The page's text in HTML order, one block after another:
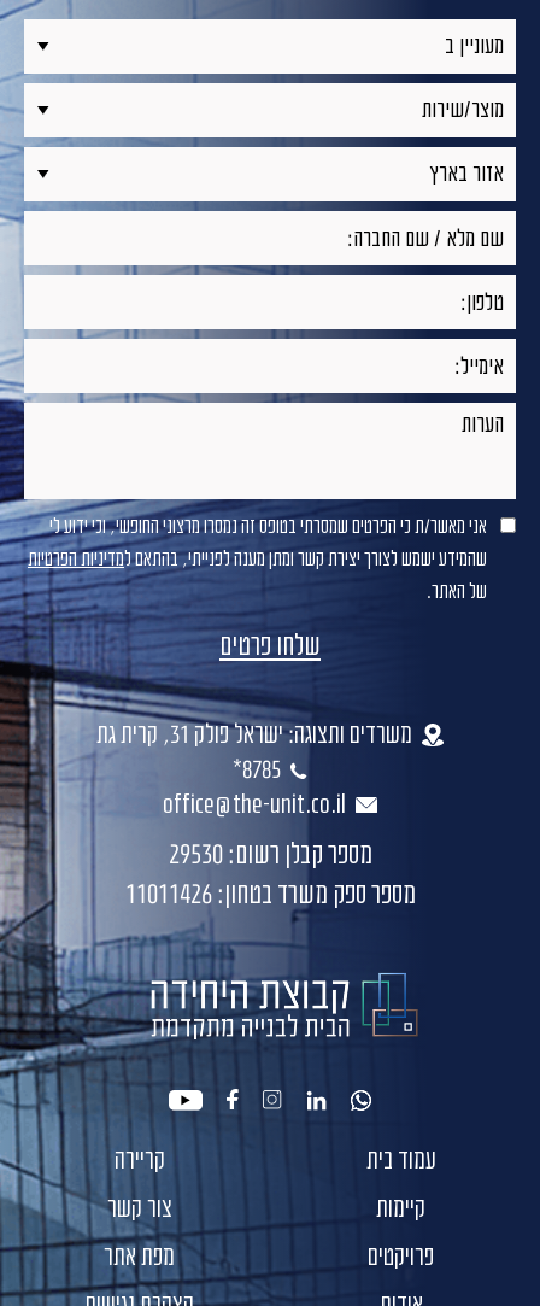
אני מאשר/ת כי הפרטים שמסרתי בטופס זה נמסרו מרצוני החופשי, וכי ידוע לי
שהמידע ישמש לצורך יצירת קשר ומתן מענה לפנייתי, בהתאם למדיניות הפרטיות
של האתר.
משרדים ותצוגה: ישראל פולק 31, קרית גת
8785*
office@the-unit.co.il
מספר קבלן רשום: 29530
מספר ספק משרד בטחון: 11011426
whatsapp
linkedin
instagram
facebook
youtube
עמוד בית
קיימות
פרויקטים
קריירה
צור קשר
מפת אתר